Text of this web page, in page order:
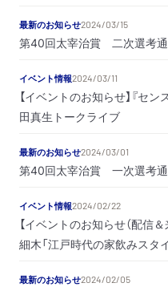
最新のお知らせ2024/03/15
第40回太宰治賞 二次選考
イベント情報2024/03/11
【イベントのお知らせ】『セ
田真生トークライブ
最新のお知らせ2024/03/01
第40回太宰治賞 一次選考
イベント情報2024/02/22
【イベントのお知らせ（配信
細木「江戸時代の家飲みスタ
最新のお知らせ2024/02/05